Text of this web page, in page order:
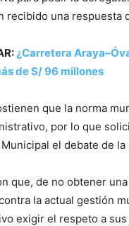
recibido una
¿Carretera
de S/ 96 millones
que la norma
por lo que
el debate de
que, de no obtener
la actual gestión
exigir el respeto a